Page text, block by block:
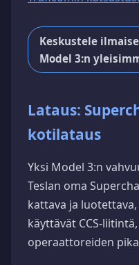
Keskustele
Model 3:n
Lataus:
kotilataus
Yksi Model 3:n
Teslan oma
kattava ja
käyttävät CCS-
operaattoreiden